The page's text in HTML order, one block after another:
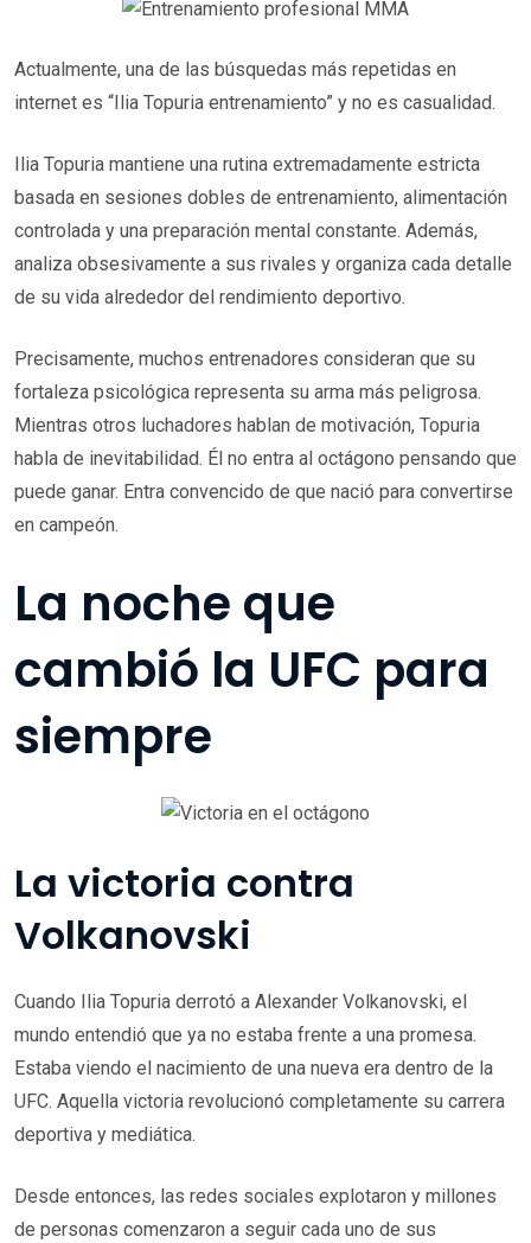
Actualmente, una de las búsquedas más repetidas en
internet es “Ilia Topuria entrenamiento” y no es casualidad.
Ilia Topuria mantiene una rutina extremadamente estricta
basada en sesiones dobles de entrenamiento, alimentación
controlada y una preparación mental constante. Además,
analiza obsesivamente a sus rivales y organiza cada detalle
de su vida alrededor del rendimiento deportivo.
Precisamente, muchos entrenadores consideran que su
fortaleza psicológica representa su arma más peligrosa.
Mientras otros luchadores hablan de motivación, Topuria
habla de inevitabilidad. Él no entra al octágono pensando que
puede ganar. Entra convencido de que nació para convertirse
en campeón.
La noche que
cambió la UFC para
siempre
La victoria contra
Volkanovski
Cuando Ilia Topuria derrotó a Alexander Volkanovski, el
mundo entendió que ya no estaba frente a una promesa.
Estaba viendo el nacimiento de una nueva era dentro de la
UFC. Aquella victoria revolucionó completamente su carrera
deportiva y mediática.
Desde entonces, las redes sociales explotaron y millones
de personas comenzaron a seguir cada uno de sus